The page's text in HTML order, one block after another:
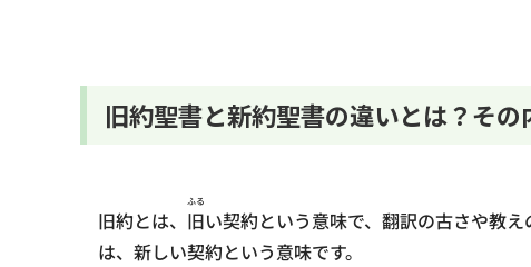
旧約聖書と新約聖書の違いとは？その
旧約とは、 旧
ふる
い契約という意味で、翻訳の古さや教
は、新しい契約という意味です。